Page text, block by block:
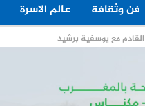
فن وثقافة عالم الاسرة
مع يوسفية برشيد